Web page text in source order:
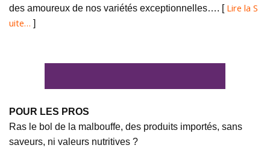
des amoureux de nos variétés exceptionnelles…. [ Lire la S
uite… ]
POUR LES PROS
Ras le bol de la malbouffe, des produits importés, sans
saveurs, ni valeurs nutritives ?